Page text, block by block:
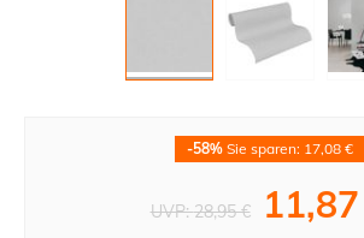
-58% Sie sparen: 17,08 €
UVP:28,95 €